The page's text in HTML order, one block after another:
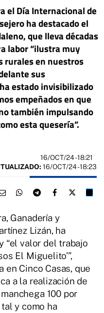
el Día Internacional de
ha destacado el
que lleva décadas
labor “ilustra muy
rurales en nuestros
sus
estado invisibilizado
empeñados en que
también impulsando
esta quesería”.
16/OCT/24- 18:21
16/OCT/24 - 18:23
Ganadería y
Lizán, ha
“el valor del trabajo
El Miguelito’”,
en Cinco Casas, que
a la realización de
100 por
y como ha